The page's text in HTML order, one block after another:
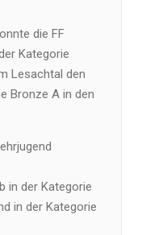
die FF
Kategorie
Lesachtal den
Bronze A in den
in der Kategorie
in der Kategorie